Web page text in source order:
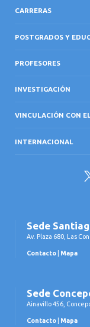
CARRERAS
POSTGRADOS Y
PROFESORES
INVESTIGACIÓN
VINCULACIÓN CON
INTERNACIONAL
Sede
Av. Plaza 680, Las
Contacto Mapa
Sede
Ainavillo 456,
Contacto Mapa